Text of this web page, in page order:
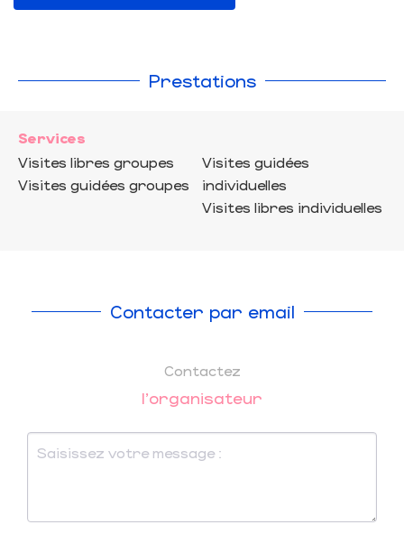
Prestations
Services
Visites libres groupes
Visites guidées groupes
Visites guidées
individuelles
Visites libres individuelles
Contacter par email
Contactez
l'organisateur